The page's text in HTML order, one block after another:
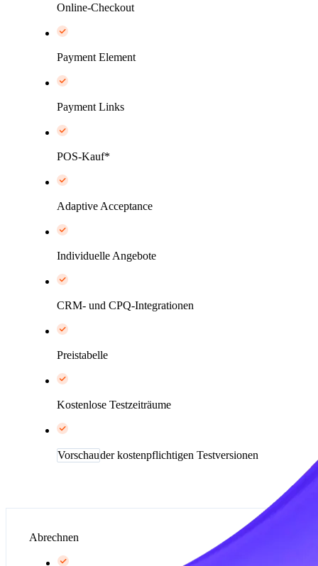
Online-Checkout
Payment Element
Payment Links
POS-Kauf*
Adaptive Acceptance
Individuelle Angebote
CRM- und CPQ-Integrationen
Preistabelle
Kostenlose Testzeiträume
Vorschauder kostenpflichtigen Testversionen
Abrechnen